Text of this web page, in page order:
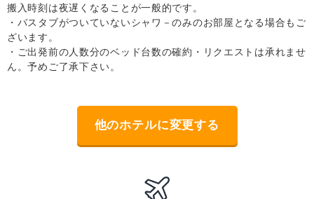
搬入時刻は夜遅くなることが一般的です。
・バスタブがついていないシャワ－のみのお部屋となる場合もご
ざいます。
・ご出発前の人数分のベッド台数の確約・リクエストは承れませ
ん。予めご了承下さい。
他のホテルに変更する